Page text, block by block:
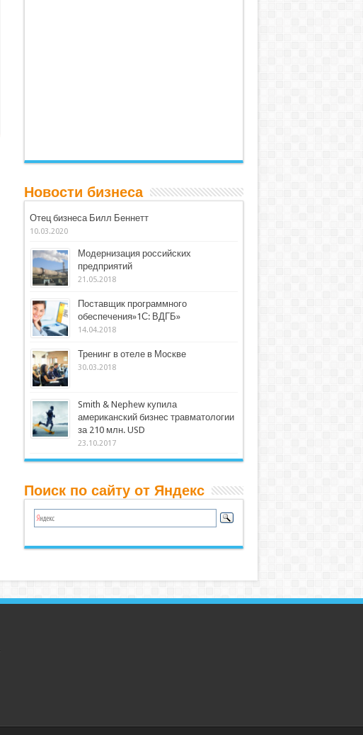
Новости бизнеса
Отец бизнеса Билл Беннетт
10.03.2020
Модернизация российских
предприятий
21.05.2018
Поставщик программного
обеспечения»1С: ВДГБ»
14.04.2018
Тренинг в отеле в Москве
30.03.2018
Smith & Nephew купила
американский бизнес травматологии
за 210 млн. USD
23.10.2017
Поиск по сайту от Яндекс